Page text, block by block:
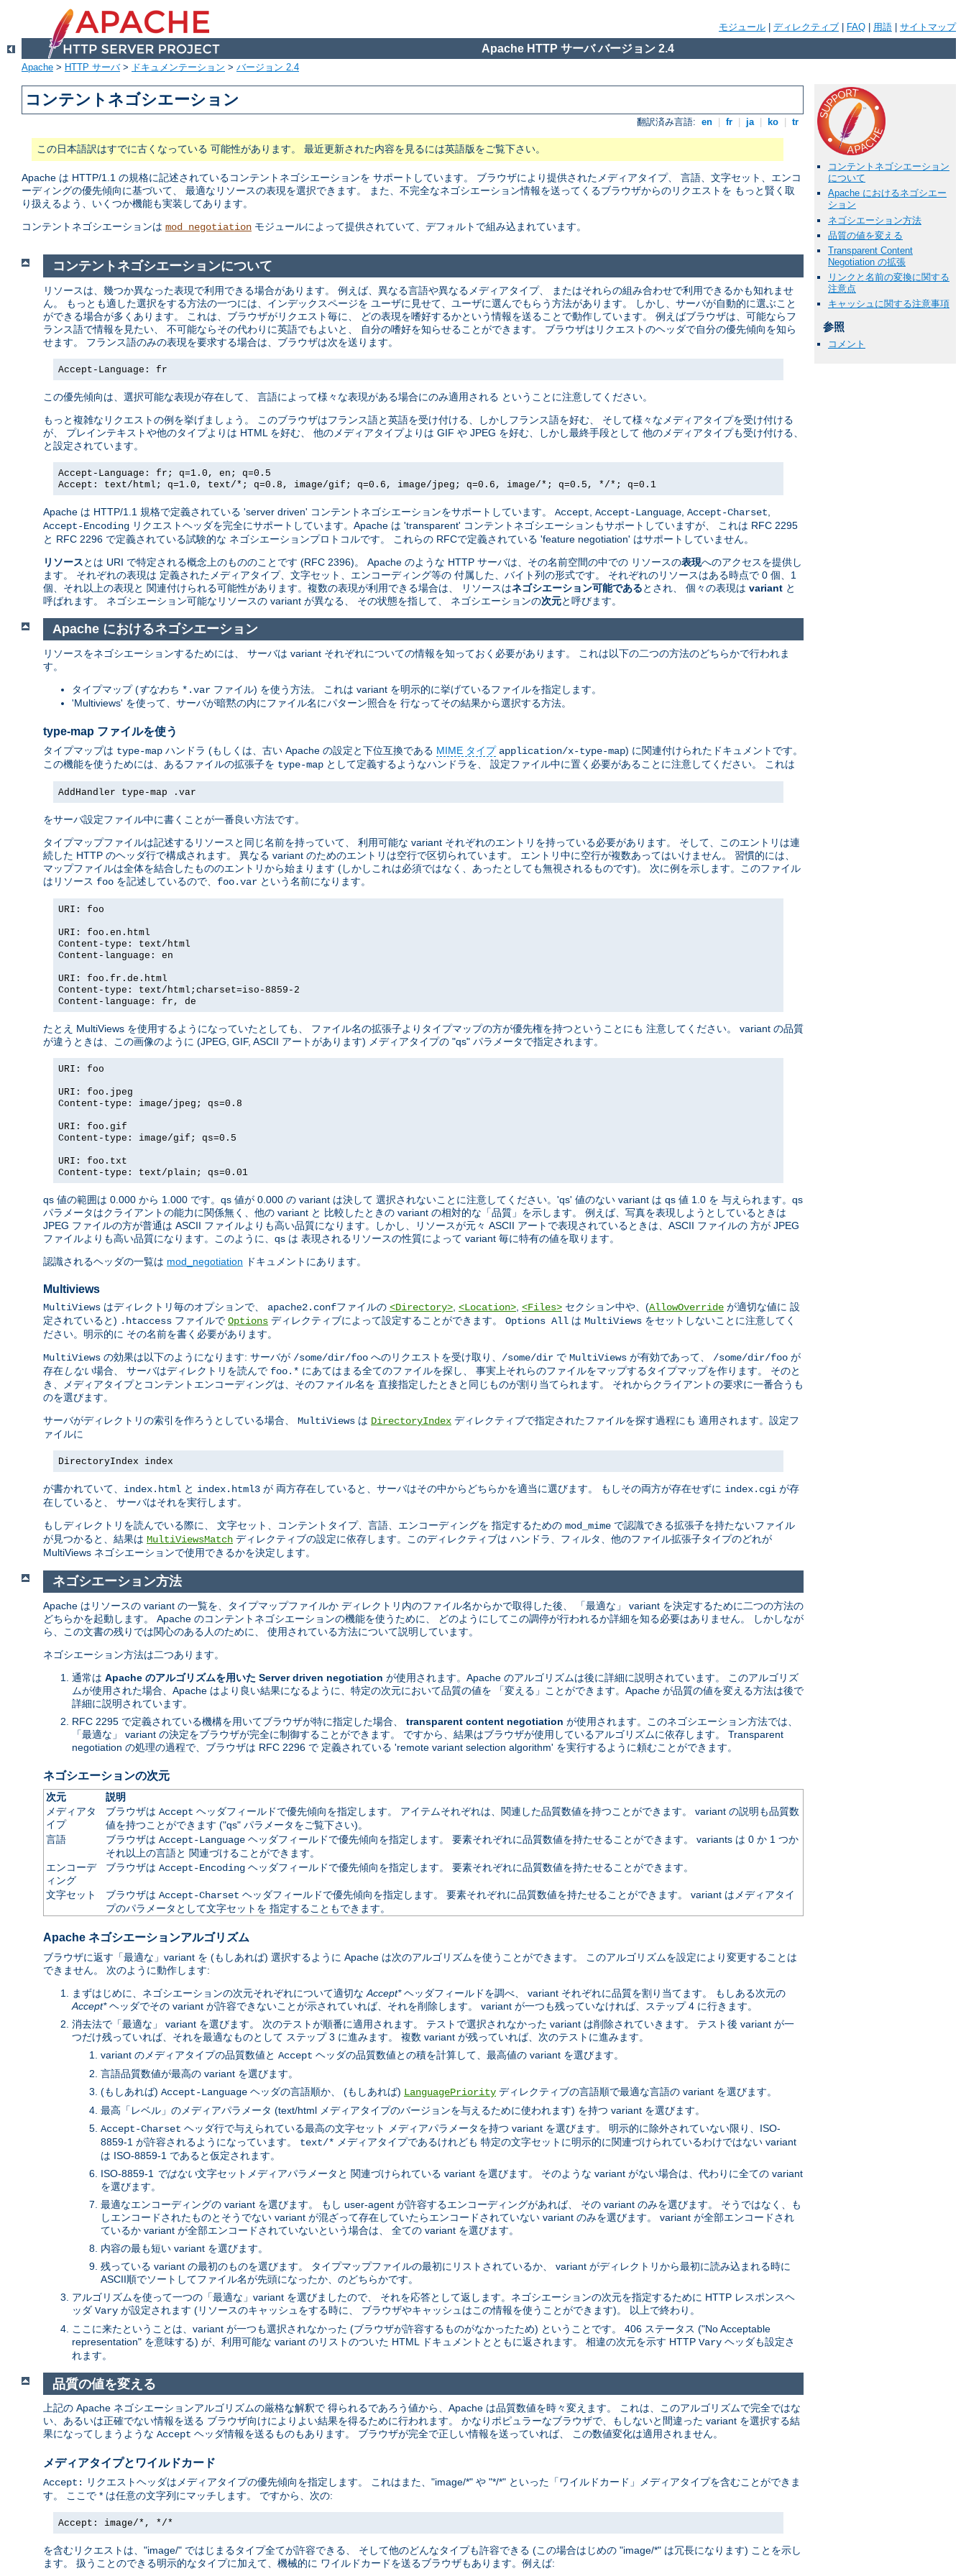
モジュール ディレクティブ FAQ 用語 サイトマップ
Apache HTTP サーバ バージョン 2.4
Apache > HTTP サーバ> ドキュメンテーション > バージョン 2.4
コンテントネゴシエーション
翻訳済み言語: en fr ja ko tr
この日本語訳はすでに古くなっている 可能性があります。 最近更新された内容を見るには英語版をご覧下さい。
Apache は HTTP/1.1 の規格に記述されているコンテントネゴシエーションを サポートしています。 ブラウザにより提供されたメディアタイプ、 言語、文字セット、エンコ
ーディングの優先傾向に基づいて、 最適なリソースの表現を選択できます。 また、不完全なネゴシエーション情報を送ってくるブラウザからのリクエストを もっと賢く取
り扱えるよう、いくつか機能も実装してあります。
コンテントネゴシエーションは mod_negotiation モジュールによって提供されていて、デフォルトで組み込まれています。
コンテントネゴシエーション
について
Apache におけるネゴシエー
ション
ネゴシエーション方法
品質の値を変える
Transparent Content
Negotiation の拡張
リンクと名前の変換に関する
注意点
キャッシュに関する注意事項
参照
コメント
コンテントネゴシエーションについて
リソースは、幾つか異なった表現で利用できる場合があります。 例えば、異なる言語や異なるメディアタイプ、 またはそれらの組み合わせで利用できるかも知れませ
ん。 もっとも適した選択をする方法の一つには、インデックスページを ユーザに見せて、ユーザに選んでもらう方法があります。 しかし、サーバが自動的に選ぶこと
ができる場合が多くあります。 これは、ブラウザがリクエスト毎に、 どの表現を嗜好するかという情報を送ることで動作しています。 例えばブラウザは、可能ならフ
ランス語で情報を見たい、 不可能ならその代わりに英語でもよいと、 自分の嗜好を知らせることができます。 ブラウザはリクエストのヘッダで自分の優先傾向を知ら
せます。 フランス語のみの表現を要求する場合は、ブラウザは次を送ります。
Accept-Language: fr
この優先傾向は、選択可能な表現が存在して、 言語によって様々な表現がある場合にのみ適用される ということに注意してください。
もっと複雑なリクエストの例を挙げましょう。 このブラウザはフランス語と英語を受け付ける、しかしフランス語を好む、 そして様々なメディアタイプを受け付ける
が、 プレインテキストや他のタイプよりは HTML を好む、 他のメディアタイプよりは GIF や JPEG を好む、しかし最終手段として 他のメディアタイプも受け付ける、
と設定されています。
Accept-Language: fr; q=1.0, en; q=0.5
Accept: text/html; q=1.0, text/*; q=0.8, image/gif; q=0.6, image/jpeg; q=0.6, image/*; q=0.5, */*; q=0.1
Apache は HTTP/1.1 規格で定義されている 'server driven' コンテントネゴシエーションをサポートしています。 Accept Accept-Language Accept-Charset
Accept-Encoding リクエストヘッダを完全にサポートしています。Apache は 'transparent' コンテントネゴシエーションもサポートしていますが、 これは RFC 2295
と RFC 2296 で定義されている試験的な ネゴシエーションプロトコルです。 これらの RFCで定義されている 'feature negotiation' はサポートしていません。
リソースとは URI で特定される概念上のもののことです (RFC 2396)。 Apache のような HTTP サーバは、その名前空間の中での リソースの表現へのアクセスを提供し
ます。 それぞれの表現は 定義されたメディアタイプ、文字セット、エンコーディング等の 付属した、バイト列の形式です。 それぞれのリソースはある時点で 0 個、1
個、それ以上の表現と 関連付けられる可能性があります。複数の表現が利用できる場合は、 リソースはネゴシエーション可能であるとされ、 個々の表現は variant と
呼ばれます。 ネゴシエーション可能なリソースの variant が異なる、 その状態を指して、 ネゴシエーションの次元と呼びます。
Apache におけるネゴシエーション
リソースをネゴシエーションするためには、 サーバは variant それぞれについての情報を知っておく必要があります。 これは以下の二つの方法のどちらかで行われま
す。
タイプマップ (すなわち *.var ファイル) を使う方法。 これは variant を明示的に挙げているファイルを指定します。
'Multiviews' を使って、サーバが暗黙の内にファイル名にパターン照合を 行なってその結果から選択する方法。
type-map ファイルを使う
タイプマップは type-map ハンドラ (もしくは、古い Apache の設定と下位互換である MIME タイプ application/x-type-map) に関連付けられたドキュメントです。
この機能を使うためには、あるファイルの拡張子を type-map として定義するようなハンドラを、 設定ファイル中に置く必要があることに注意してください。 これは
AddHandler type-map .var
をサーバ設定ファイル中に書くことが一番良い方法です。
タイプマップファイルは記述するリソースと同じ名前を持っていて、 利用可能な variant それぞれのエントリを持っている必要があります。 そして、このエントリは連
続した HTTP のヘッダ行で構成されます。 異なる variant のためのエントリは空行で区切られています。 エントリ中に空行が複数あってはいけません。 習慣的には、
マップファイルは全体を結合したもののエントリから始まります (しかしこれは必須ではなく、あったとしても無視されるものです)。 次に例を示します。このファイル
はリソース foo を記述しているので、 foo.var という名前になります。
URI: foo
URI: foo.en.html
Content-type: text/html
Content-language: en
URI: foo.fr.de.html
Content-type: text/html;charset=iso-8859-2
Content-language: fr, de
たとえ MultiViews を使用するようになっていたとしても、 ファイル名の拡張子よりタイプマップの方が優先権を持つということにも 注意してください。 variant の品質
が違うときは、この画像のように (JPEG, GIF, ASCII アートがあります) メディアタイプの "qs" パラメータで指定されます。
URI: foo
URI: foo.jpeg
Content-type: image/jpeg; qs=0.8
URI: foo.gif
Content-type: image/gif; qs=0.5
URI: foo.txt
Content-type: text/plain; qs=0.01
qs 値の範囲は 0.000 から 1.000 です。qs 値が 0.000 の variant は決して 選択されないことに注意してください。'qs' 値のない variant は qs 値 1.0 を 与えられます。qs
パラメータはクライアントの能力に関係無く、他の variant と 比較したときの variant の相対的な「品質」を示します。 例えば、写真を表現しようとしているときは
JPEG ファイルの方が普通は ASCII ファイルよりも高い品質になります。しかし、リソースが元々 ASCII アートで表現されているときは、ASCII ファイルの 方が JPEG
ファイルよりも高い品質になります。このように、qs は 表現されるリソースの性質によって variant 毎に特有の値を取ります。
認識されるヘッダの一覧は mod_negotiation ドキュメントにあります。
Multiviews
MultiViews はディレクトリ毎のオプションで、 apache2.confファイルの <Directory>, <Location>, <Files> セクション中や、(AllowOverride が適切な値に 設
定されていると) .htaccess ファイルで Options ディレクティブによって設定することができます。 Options All は MultiViews をセットしないことに注意してく
ださい。明示的に その名前を書く必要があります。
MultiViews の効果は以下のようになります: サーバが /some/dir/foo へのリクエストを受け取り、 /some/dir で MultiViews が有効であって、 /some/dir/foo が
存在しない場合、 サーバはディレクトリを読んで foo.* にあてはまる全てのファイルを探し、 事実上それらのファイルをマップするタイプマップを作ります。 そのと
き、メディアタイプとコンテントエンコーディングは、そのファイル名を 直接指定したときと同じものが割り当てられます。 それからクライアントの要求に一番合うも
のを選びます。
サーバがディレクトリの索引を作ろうとしている場合、 MultiViews は DirectoryIndex ディレクティブで指定されたファイルを探す過程にも 適用されます。設定フ
ァイルに
DirectoryIndex index
が書かれていて、 index.html と index.html3 が 両方存在していると、サーバはその中からどちらかを適当に選びます。 もしその両方が存在せずに index.cgi が存
在していると、 サーバはそれを実行します。
もしディレクトリを読んでいる際に、 文字セット、コンテントタイプ、言語、エンコーディングを 指定するための mod_mime で認識できる拡張子を持たないファイル
が見つかると、結果は MultiViewsMatch ディレクティブの設定に依存します。このディレクティブは ハンドラ、フィルタ、他のファイル拡張子タイプのどれが
MultiViews ネゴシエーションで使用できるかを決定します。
ネゴシエーション方法
Apache はリソースの variant の一覧を、タイプマップファイルか ディレクトリ内のファイル名からかで取得した後、 「最適な」 variant を決定するために二つの方法の
どちらかを起動します。 Apache のコンテントネゴシエーションの機能を使うために、 どのようにしてこの調停が行われるか詳細を知る必要はありません。 しかしなが
ら、この文書の残りでは関心のある人のために、 使用されている方法について説明しています。
ネゴシエーション方法は二つあります。
通常は Apache のアルゴリズムを用いた Server driven negotiation が使用されます。Apache のアルゴリズムは後に詳細に説明されています。 このアルゴリズ
ムが使用された場合、Apache はより良い結果になるように、特定の次元において品質の値を 「変える」ことができます。Apache が品質の値を変える方法は後で
詳細に説明されています。
RFC 2295 で定義されている機構を用いてブラウザが特に指定した場合、 transparent content negotiation が使用されます。このネゴシエーション方法では、
「最適な」 variant の決定をブラウザが完全に制御することができます。 ですから、結果はブラウザが使用しているアルゴリズムに依存します。 Transparent
negotiation の処理の過程で、ブラウザは RFC 2296 で 定義されている 'remote variant selection algorithm' を実行するように頼むことができます。
ネゴシエーションの次元
次元
説明
メディアタ
イプ
ブラウザは Accept ヘッダフィールドで優先傾向を指定します。 アイテムそれぞれは、関連した品質数値を持つことができます。 variant の説明も品質数
値を持つことができます ("qs" パラメータをご覧下さい)。
言語
ブラウザは Accept-Languageヘッダフィールドで優先傾向を指定します。 要素それぞれに品質数値を持たせることができます。 variants は 0 か 1 つか
それ以上の言語と 関連づけることができます。
エンコーデ
ィング
ブラウザは Accept-Encodingヘッダフィールドで優先傾向を指定します。 要素それぞれに品質数値を持たせることができます。
文字セット ブラウザは Accept-Charset ヘッダフィールドで優先傾向を指定します。 要素それぞれに品質数値を持たせることができます。 variant はメディアタイ
プのパラメータとして文字セットを 指定することもできます。
Apache ネゴシエーションアルゴリズム
ブラウザに返す「最適な」variant を (もしあれば) 選択するように Apache は次のアルゴリズムを使うことができます。 このアルゴリズムを設定により変更することは
できません。 次のように動作します:
まずはじめに、ネゴシエーションの次元それぞれについて適切な Accept*ヘッダフィールドを調べ、 variant それぞれに品質を割り当てます。 もしある次元の
Accept*ヘッダでその variant が許容できないことが示されていれば、それを削除します。 variant が一つも残っていなければ、ステップ 4 に行きます。
消去法で「最適な」 variant を選びます。 次のテストが順番に適用されます。 テストで選択されなかった variant は削除されていきます。 テスト後 variant が一
つだけ残っていれば、それを最適なものとして ステップ 3 に進みます。 複数 variant が残っていれば、次のテストに進みます。
variant のメディアタイプの品質数値と Accept ヘッダの品質数値との積を計算して、最高値の variant を選びます。
言語品質数値が最高の variant を選びます。
(もしあれば) Accept-Language ヘッダの言語順か、 (もしあれば) LanguagePriority ディレクティブの言語順で最適な言語の variant を選びます。
最高「レベル」のメディアパラメータ (text/html メディアタイプのバージョンを与えるために使われます) を持つ variant を選びます。
Accept-Charset ヘッダ行で与えられている最高の文字セット メディアパラメータを持つ variant を選びます。 明示的に除外されていない限り、ISO-
8859-1 が許容されるようになっています。 text/* メディアタイプであるけれども 特定の文字セットに明示的に関連づけられているわけではない variant
は ISO-8859-1 であると仮定されます。
ISO-8859-1 ではない文字セットメディアパラメータと 関連づけられている variant を選びます。 そのような variant がない場合は、代わりに全ての variant
を選びます。
最適なエンコーディングの variant を選びます。 もし user-agent が許容するエンコーディングがあれば、 その variant のみを選びます。 そうではなく、も
しエンコードされたものとそうでない variant が混ざって存在していたらエンコードされていない variant のみを選びます。 variant が全部エンコードされ
ているか variant が全部エンコードされていないという場合は、 全ての variant を選びます。
内容の最も短い variant を選びます。
残っている variant の最初のものを選びます。 タイプマップファイルの最初にリストされているか、 variant がディレクトリから最初に読み込まれる時に
ASCII順でソートしてファイル名が先頭になったか、のどちらかです。
アルゴリズムを使って一つの「最適な」variant を選びましたので、 それを応答として返します。ネゴシエーションの次元を指定するために HTTP レスポンスヘ
ッダ Vary が設定されます (リソースのキャッシュをする時に、 ブラウザやキャッシュはこの情報を使うことができます)。 以上で終わり。
ここに来たということは、variant が一つも選択されなかった (ブラウザが許容するものがなかったため) ということです。 406 ステータス ("No Acceptable
representation" を意味する) が、利用可能な variant のリストのついた HTML ドキュメントとともに返されます。 相違の次元を示す HTTP Vary ヘッダも設定さ
れます。
品質の値を変える
上記の Apache ネゴシエーションアルゴリズムの厳格な解釈で 得られるであろう値から、Apache は品質数値を時々変えます。 これは、このアルゴリズムで完全ではな
い、あるいは正確でない情報を送る ブラウザ向けによりよい結果を得るために行われます。 かなりポピュラーなブラウザで、もしないと間違った variant を選択する結
果になってしまうような Accept ヘッダ情報を送るものもあります。 ブラウザが完全で正しい情報を送っていれば、 この数値変化は適用されません。
メディアタイプとワイルドカード
Accept:
リクエストヘッダはメディアタイプの優先傾向を指定します。 これはまた、"image/*" や "*/*" といった「ワイルドカード」メディアタイプを含むことができま
す。 ここで * は任意の文字列にマッチします。 ですから、次の:
Accept: image/*, */*
を含むリクエストは、"image/" ではじまるタイプ全てが許容できる、 そして他のどんなタイプも許容できる (この場合はじめの "image/*" は冗長になります) ことを示し
ます。 扱うことのできる明示的なタイプに加えて、機械的に ワイルドカードを送るブラウザもあります。例えば: